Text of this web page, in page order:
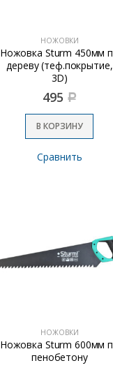
НОЖОВКИ
Ножовка Sturm 450мм
дереву (теф.покрытие,
3D)
495 Р
В КОРЗИНУ
Сравнить
НОЖОВКИ
Ножовка Sturm 600мм
пенобетону